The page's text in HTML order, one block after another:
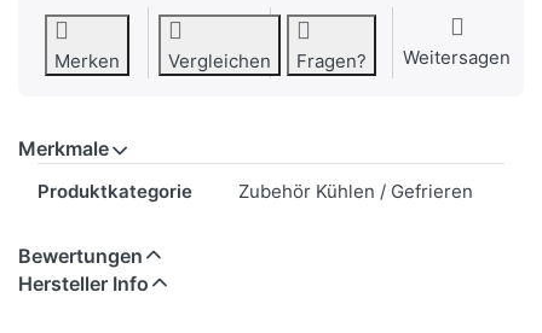
Merken Vergleichen Fragen? Weitersagen
Merkmale
Produktkategorie Zubehör Kühlen / Gefrieren
Bewertungen
Hersteller Info